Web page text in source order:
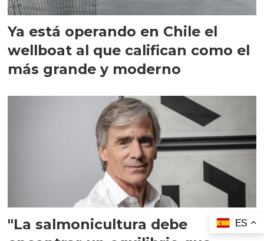
Ya está operando en Chile el
wellboat al que califican como el
más grande y moderno
"La salmonicultura debe
ES